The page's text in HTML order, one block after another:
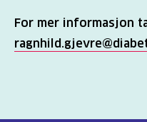
For mer informasjon